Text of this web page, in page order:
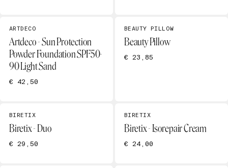
ARTDECO
Artdeco - Sun Protection
Powder Foundation SPF50-
90 Light Sand
€ 42,50
BEAUTY PILLOW
Beauty Pillow
€ 23,85
BIRETIX
Biretix - Duo
€ 29,50
BIRETIX
Biretix - Isorepair Cream
€ 24,00